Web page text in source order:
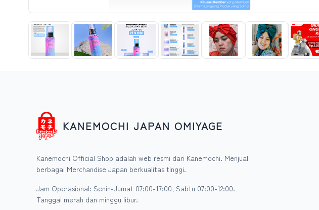
KANEMOCHI JAPAN OMIYAGE
Kanemochi Official Shop adalah web resmi dari Kanemochi. Menjual
berbagai Merchandise Japan berkualitas tinggi.
Jam Operasional: Senin-Jumat 07:00-17:00, Sabtu 07:00-12:00.
Tanggal merah dan minggu libur.